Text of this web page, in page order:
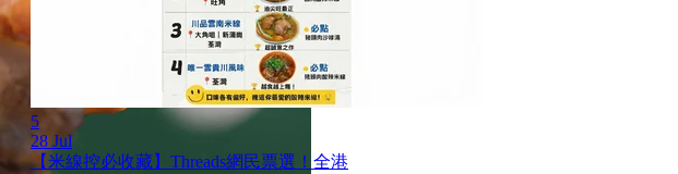
5
28 Jul
【米線控必收藏】Threads網民票選！全港